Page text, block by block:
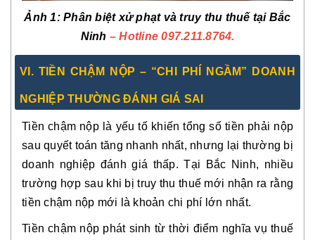
Ảnh 1: Phân biệt xử phạt và truy thu thuế tại Bắc
Ninh – Hotline 097.211.8764.
VI. TIỀN CHẬM NỘP – “CHI PHÍ NGẦM” DOANH
NGHIỆP THƯỜNG ĐÁNH GIÁ SAI
Tiền chậm nộp là yếu tố khiến tổng số tiền phải nộp
sau quyết toán tăng nhanh nhất, nhưng lại thường bị
doanh nghiệp đánh giá thấp. Tại Bắc Ninh, nhiều
trường hợp sau khi bị truy thu thuế mới nhận ra rằng
tiền chậm nộp mới là khoản chi phí lớn nhất.
Tiền chậm nộp phát sinh từ thời điểm nghĩa vụ thuế